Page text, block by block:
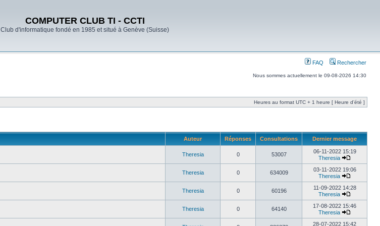
COMPUTER CLUB TI - CCTI
Club d'informatique fondé en 1985 et situé à Genève (Suisse)
FAQ Rechercher
Nous sommes actuellement le 09-08-2026 14:30
Heures au format UTC + 1 heure [ Heure d’été ]
Auteur Réponses Consultations Dernier message
Theresia 0 53007
06-11-2022 15:19
Theresia
Theresia 0 634009
03-11-2022 19:06
Theresia
Theresia 0 60196
11-09-2022 14:28
Theresia
Theresia 0 64140
17-08-2022 15:46
Theresia
28-07-2022 15:42